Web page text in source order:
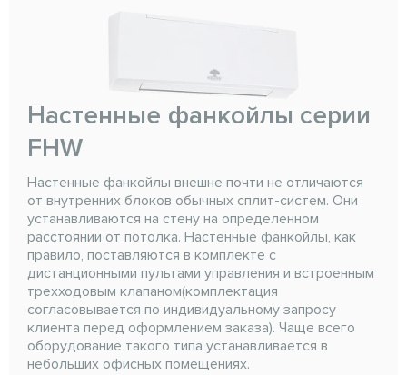
Настенные фанкойлы серии
FHW
Настенные фанкойлы внешне почти не отличаются
от внутренних блоков обычных сплит-систем. Они
устанавливаются на стену на определенном
расстоянии от потолка. Настенные фанкойлы, как
правило, поставляются в комплекте с
дистанционными пультами управления и встроенным
трехходовым клапаном(комплектация
согласовывается по индивидуальному запросу
клиента перед оформлением заказа). Чаще всего
оборудование такого типа устанавливается в
небольших офисных помещениях.